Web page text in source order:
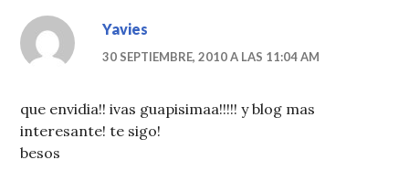
Yavies
30 SEPTIEMBRE, 2010 A LAS 11:04 AM
que envidia!! ivas guapisimaa!!!!! y blog mas
interesante! te sigo!
besos